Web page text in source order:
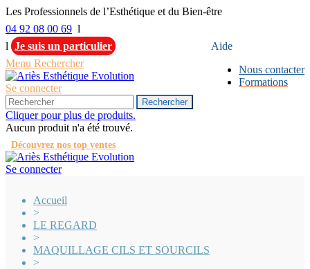
Les Professionnels de l’Esthétique et du Bien-être
04 92 08 00 69 l
Aide
Nous contacter
Formations
l Je suis un particulier
Menu Rechercher
Se connecter
Rechercher
Cliquer pour plus de produits.
Aucun produit n'a été trouvé.
Découvrez nos top ventes
Se connecter
Accueil
>
LE REGARD
>
MAQUILLAGE CILS ET SOURCILS
>